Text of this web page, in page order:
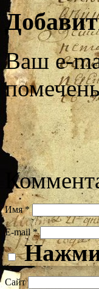
Ваш e-
Имя*
E-mail*
Сайт